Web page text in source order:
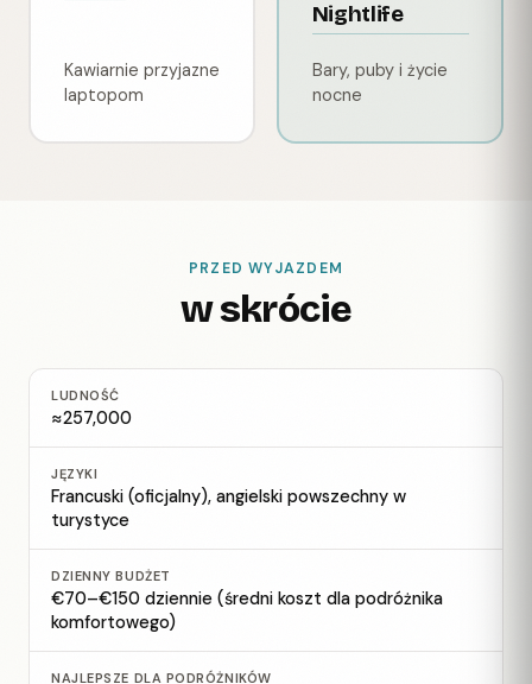
Kawiarnie przyjazne
laptopom
Nightlife
Bary, puby i życie
nocne
PRZED WYJAZDEM
w skrócie
LUDNOŚĆ
≈257,000
JĘZYKI
Francuski (oficjalny), angielski powszechny w
turystyce
DZIENNY BUDŻET
€70–€150 dziennie (średni koszt dla podróżnika
komfortowego)
NAJLEPSZE DLA PODRÓŻNIKÓW